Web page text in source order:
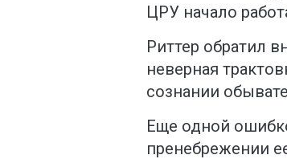
ЦРУ начало
Риттер обратил
неверная
сознании
Еще одной
пренебрежении